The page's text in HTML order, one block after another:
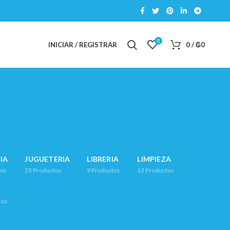
INICIAR / REGISTRAR 0 0/ ₲0
JUGUETERIA
25 Productos
LIBRERIA
9 Productos
LIMPIEZA
13 Productos